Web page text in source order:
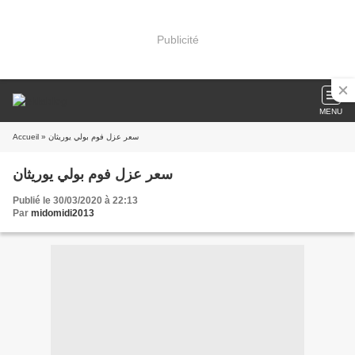
Publicité
MENU
Accueil » سعر عزل فوم بولي يوريثان
سعر عزل فوم بولي يوريثان
Publié le 30/03/2020 à 22:13
Par midomidi2013